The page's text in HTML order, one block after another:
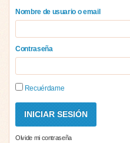
Nombre de usuario o email
Contraseña
Recuérdame
Olvide mi contraseña